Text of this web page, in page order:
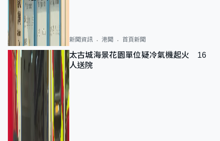
新聞資訊 港聞 首頁新聞
太古城海景花園單位疑冷氣機起火 16
人送院